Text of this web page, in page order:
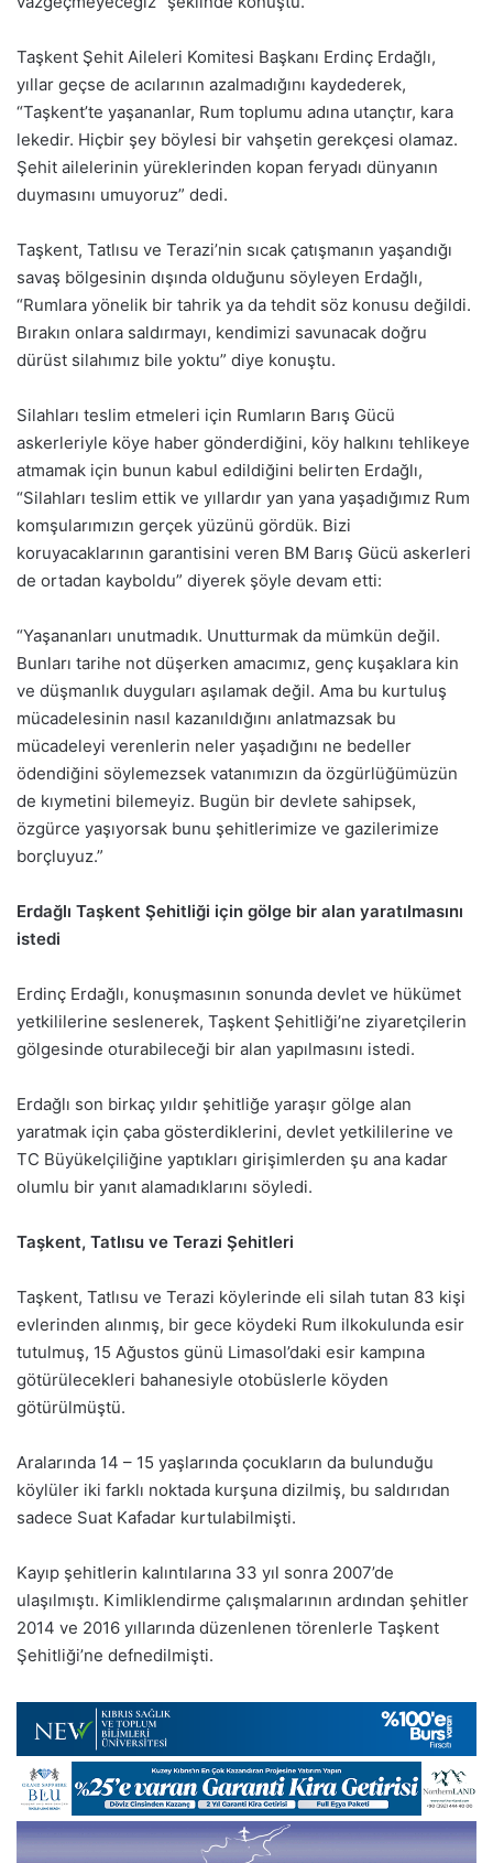
Taşkent Şehit Aileleri Komitesi Başkanı Erdinç Erdağlı,
yıllar geçse de acılarının azalmadığını kaydederek,
“Taşkent’te yaşananlar, Rum toplumu adına utançtır, kara
lekedir. Hiçbir şey böylesi bir vahşetin gerekçesi olamaz.
Şehit ailelerinin yüreklerinden kopan feryadı dünyanın
duymasını umuyoruz” dedi.
Taşkent, Tatlısu ve Terazi’nin sıcak çatışmanın yaşandığı
savaş bölgesinin dışında olduğunu söyleyen Erdağlı,
“Rumlara yönelik bir tahrik ya da tehdit söz konusu değildi.
Bırakın onlara saldırmayı, kendimizi savunacak doğru
dürüst silahımız bile yoktu” diye konuştu.
Silahları teslim etmeleri için Rumların Barış Gücü
askerleriyle köye haber gönderdiğini, köy halkını tehlikeye
atmamak için bunun kabul edildiğini belirten Erdağlı,
“Silahları teslim ettik ve yıllardır yan yana yaşadığımız Rum
komşularımızın gerçek yüzünü gördük. Bizi
koruyacaklarının garantisini veren BM Barış Gücü askerleri
de ortadan kayboldu” diyerek şöyle devam etti:
“Yaşananları unutmadık. Unutturmak da mümkün değil.
Bunları tarihe not düşerken amacımız, genç kuşaklara kin
ve düşmanlık duyguları aşılamak değil. Ama bu kurtuluş
mücadelesinin nasıl kazanıldığını anlatmazsak bu
mücadeleyi verenlerin neler yaşadığını ne bedeller
ödendiğini söylemezsek vatanımızın da özgürlüğümüzün
de kıymetini bilemeyiz. Bugün bir devlete sahipsek,
özgürce yaşıyorsak bunu şehitlerimize ve gazilerimize
borçluyuz.”
Erdağlı Taşkent Şehitliği için gölge bir alan yaratılmasını
istedi
Erdinç Erdağlı, konuşmasının sonunda devlet ve hükümet
yetkililerine seslenerek, Taşkent Şehitliği’ne ziyaretçilerin
gölgesinde oturabileceği bir alan yapılmasını istedi.
Erdağlı son birkaç yıldır şehitliğe yaraşır gölge alan
yaratmak için çaba gösterdiklerini, devlet yetkililerine ve
TC Büyükelçiliğine yaptıkları girişimlerden şu ana kadar
olumlu bir yanıt alamadıklarını söyledi.
Taşkent, Tatlısu ve Terazi Şehitleri
Taşkent, Tatlısu ve Terazi köylerinde eli silah tutan 83 kişi
evlerinden alınmış, bir gece köydeki Rum ilkokulunda esir
tutulmuş, 15 Ağustos günü Limasol’daki esir kampına
götürülecekleri bahanesiyle otobüslerle köyden
götürülmüştü.
Aralarında 14 – 15 yaşlarında çocukların da bulunduğu
köylüler iki farklı noktada kurşuna dizilmiş, bu saldırıdan
sadece Suat Kafadar kurtulabilmişti.
Kayıp şehitlerin kalıntılarına 33 yıl sonra 2007’de
ulaşılmıştı. Kimliklendirme çalışmalarının ardından şehitler
2014 ve 2016 yıllarında düzenlenen törenlerle Taşkent
Şehitliği’ne defnedilmişti.